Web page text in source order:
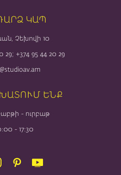
ԿԱՊ
Չեխովի 10
29; +374 95 44 20 29
ԵՆՔ
- ուրբաթ
- 17։30